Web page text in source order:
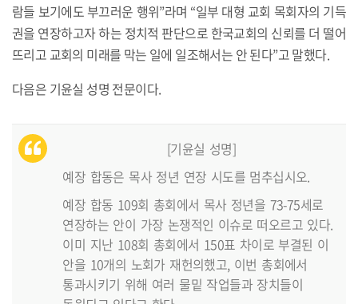
람들 보기에도 부끄러운 행위”라며 “일부 대형 교회 목회자의 기득
권을 연장하고자 하는 정치적 판단으로 한국교회의 신뢰를 더 떨어
뜨리고 교회의 미래를 막는 일에 일조해서는 안 된다”고 말했다.
다음은 기윤실 성명 전문이다.
[기윤실 성명]
예장 합동은 목사 정년 연장 시도를 멈추십시오.
예장 합동 109회 총회에서 목사 정년을 73-75세로
연장하는 안이 가장 논쟁적인 이슈로 떠오르고 있다.
이미 지난 108회 총회에서 150표 차이로 부결된 이
안을 10개의 노회가 재헌의했고, 이번 총회에서
통과시키기 위해 여러 물밑 작업들과 장치들이